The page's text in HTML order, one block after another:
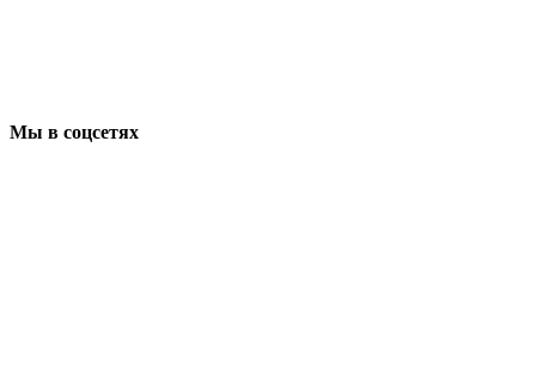
Мы в соцсетях